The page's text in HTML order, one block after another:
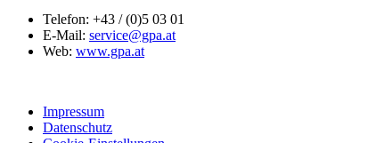
Telefon: +43 / (0)5 03 01
E-Mail: service@gpa.at
Web: www.gpa.at
Impressum
Datenschutz